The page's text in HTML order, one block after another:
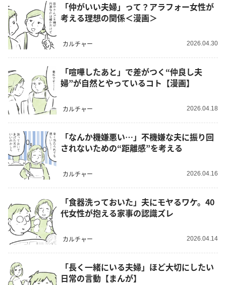
「仲がいい夫婦」って？アラフォー女性が
考える理想の関係＜漫画＞
カルチャー 2026.04.30
「喧嘩したあと」で差がつく“仲良し夫
婦”が自然とやっているコト【漫画】
カルチャー 2026.04.18
「なんか機嫌悪い…」不機嫌な夫に振り回
されないための“距離感”を考える
カルチャー 2026.04.16
「食器洗っておいた」夫にモヤるワケ。40
代女性が抱える家事の認識ズレ
カルチャー 2026.04.14
「長く一緒にいる夫婦」ほど大切にしたい
日常の言動【まんが】